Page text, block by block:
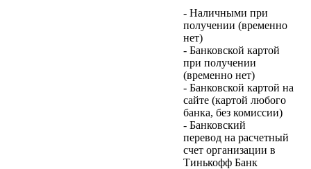
- Наличными при
получении (временно
нет)
- Банковской картой
при получении
(временно нет)
- Банковской картой на
сайте (картой любого
банка, без комиссии)
- Банковский
перевод на расчетный
счет организации в
Тинькофф Банк